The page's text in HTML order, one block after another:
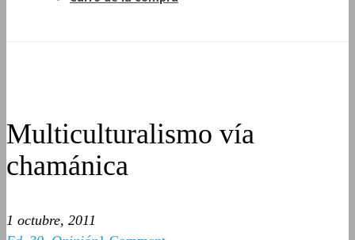
Multiculturalismo vía
chamánica
1 octubre, 2011